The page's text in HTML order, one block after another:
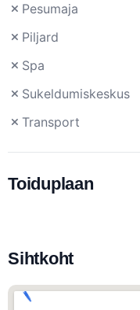
Pesumaja
Piljard
Spa
Sukeldumiskeskus
Transport
Toiduplaan
Sihtkoht